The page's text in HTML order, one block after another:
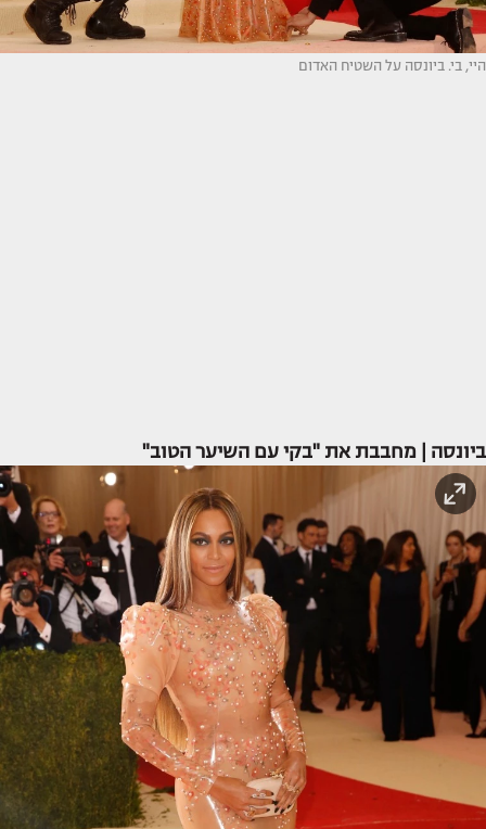
היי, בי. ביונסה על השטיח האדום
ביונסה | מחבבת את "בקי עם השיער הטוב"